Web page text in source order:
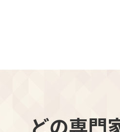
どの専門